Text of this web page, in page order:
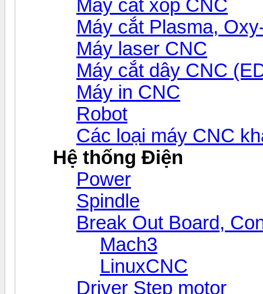
Máy cắt xốp CNC
Máy cắt Plasma,
Máy laser CNC
Máy cắt dây CNC
Máy in CNC
Robot
Các loại máy CNC
Hệ thống Điện
Power
Spindle
Break Out Board,
Mach3
LinuxCNC
Driver Step motor